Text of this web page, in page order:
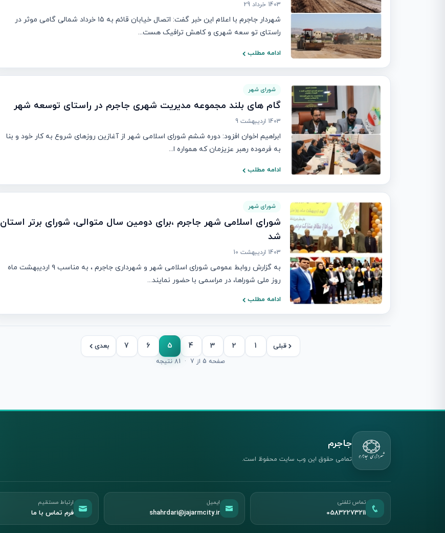
1403 خرداد 29
شهردار جاجرم با اعلام این خبر گفت: اتصال خیابان قائم به ۱۵ خرداد شمالی گامی موثر در
راستای تو سعه شهری و کاهش ترافیک هست...
ادامه مطلب
شورای شهر
گام های بلند مجموعه مدیریت شهری جاجرم در راستای توسعه شهر
1403 اردیبهشت 9
ابراهیم اخوان افزود: دوره ششم شورای اسلامی شهر از آغازین روزهای شروع به کار خود و بنا
به فرموده رهبر عزیزمان که همواره ا...
ادامه مطلب
شورای شهر
شورای اسلامی شهر جاجرم ،برای دومین سال متوالی، شورای برتر استان
شد
1403 اردیبهشت 10
به گزارش روابط عمومی شورای اسلامی شهر و شهرداری جاجرم ، به مناسب ۹ اردیبهشت ماه
روز ملی شوراها، در مراسمی با حضور نمایند...
ادامه مطلب
قبلی 1
2
3
4
5
6
7 بعدی
صفحه 5 از 7 ·
جاجرم
تمامی حقوق این وب سایت محفوظ است.
تماس تلفنی
05832273211
ایمیل
shahrdari@jajarmcity.ir
ارتباط مستقیم
فرم تماس با ما